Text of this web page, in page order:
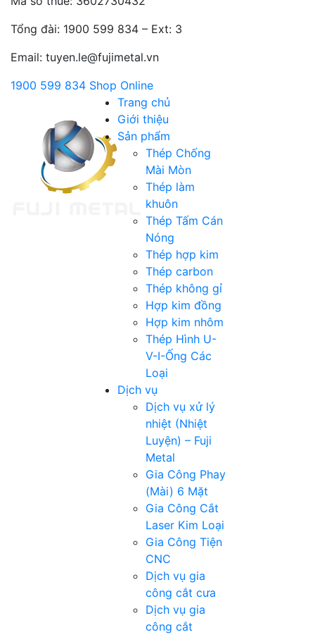
Tổng đài: 1900 599 834 – Ext: 3
Email: tuyen.le@fujimetal.vn
1900 599 834 Shop Online
Trang chủ
Giới thiệu
Sản phẩm
Thép Chống
Mài Mòn
Thép làm
khuôn
Thép Tấm Cán
Nóng
Thép hợp kim
Thép carbon
Thép không gỉ
Hợp kim đồng
Hợp kim nhôm
Thép Hình U-
V-I-Ống Các
Loại
Dịch vụ
Dịch vụ xử lý
nhiệt (Nhiệt
Luyện) – Fuji
Metal
Gia Công Phay
(Mài) 6 Mặt
Gia Công Cắt
Laser Kim Loại
Gia Công Tiện
CNC
Dịch vụ gia
công cắt cưa
Dịch vụ gia
công cắt